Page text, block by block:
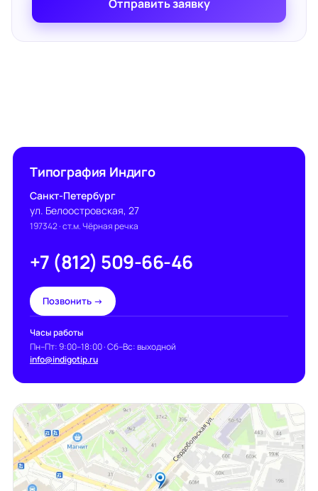
Отправить заявку
Типография Индиго
Санкт-Петербург
ул. Белоостровская, 27
197342· ст.м. Чёрная речка
+7 (812) 509-66-46
Позвонить →
Часы работы
Пн–Пт: 9:00–18:00 · Сб–Вс: выходной
info@indigotip.ru